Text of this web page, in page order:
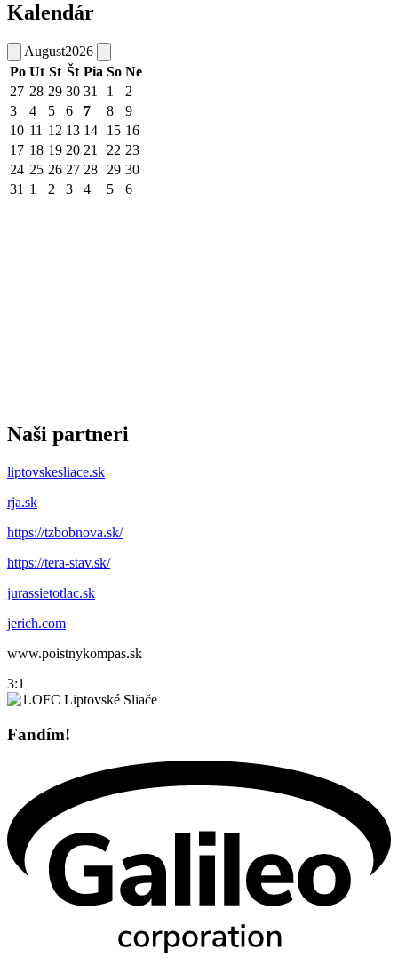
Kalendár
August2026
Po Ut St Št Pia So Ne
27 28 29 30 31 1
2
3
4 5 6 7 8
9
10 11 12 13 14 15 16
17 18 19 20 21 22 23
24 25 26 27 28 29 30
31 1 2 3 4 5 6
Naši partneri
liptovskesliace.sk
rja.sk
https://tzbobnova.sk/
https://tera-stav.sk/
jurassietotlac.sk
jerich.com
www.poistnykompas.sk
3:1
Fandím!